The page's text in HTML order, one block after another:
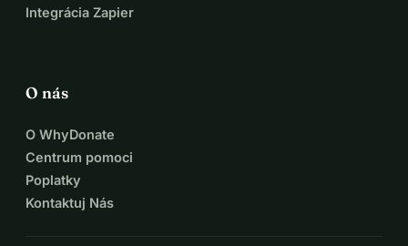
Integrácia Zapier
O nás
O WhyDonate
Centrum pomoci
Poplatky
Kontaktuj Nás